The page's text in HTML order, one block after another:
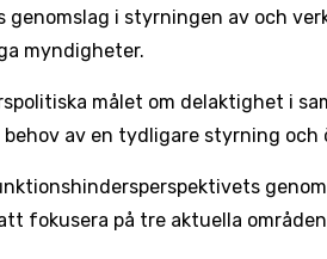
i styrningen av och
myndigheter.
målet om del­aktig­het i
av en tydligare styrning och
fokusera på tre aktuella